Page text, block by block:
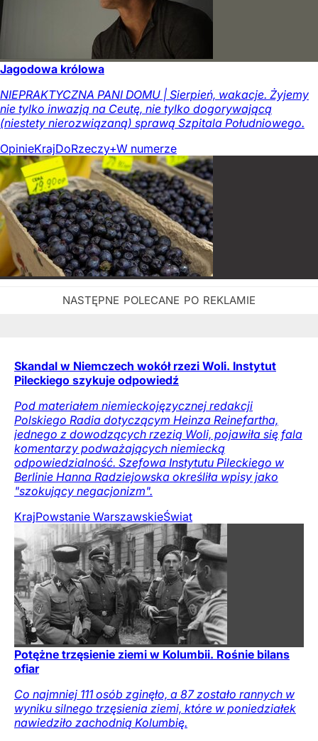
Jagodowa królowa
NIEPRAKTYCZNA PANI DOMU | Sierpień, wakacje. Żyjemy
nie tylko inwazją na Ceutę, nie tylko dogorywającą
(niestety nierozwiązaną) sprawą Szpitala Południowego.
OpinieKrajDoRzeczy+W numerze
Skandal w Niemczech wokół rzezi Woli. Instytut
Pileckiego szykuje odpowiedź
Pod materiałem niemieckojęzycznej redakcji
Polskiego Radia dotyczącym Heinza Reinefartha,
jednego z dowodzących rzezią Woli, pojawiła się fala
komentarzy podważających niemiecką
odpowiedzialność. Szefowa Instytutu Pileckiego w
Berlinie Hanna Radziejowska określiła wpisy jako
"szokujący negacjonizm".
KrajPowstanie WarszawskieŚwiat
Potężne trzęsienie ziemi w Kolumbii. Rośnie bilans
ofiar
Co najmniej 111 osób zginęło, a 87 zostało rannych w
wyniku silnego trzęsienia ziemi, które w poniedziałek
nawiedziło zachodnią Kolumbię.